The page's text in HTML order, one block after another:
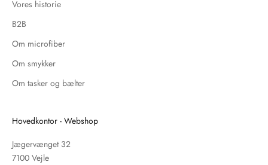
Vores historie
B2B
Om microfiber
Om smykker
Om tasker og bælter
Hovedkontor - Webshop
Jægervænget 32
7100 Vejle